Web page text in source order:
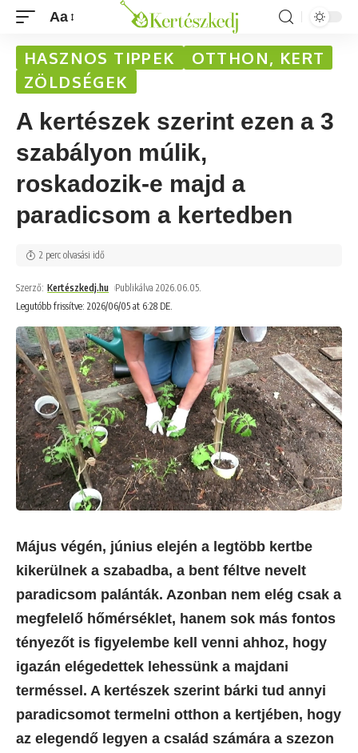
Aa
HASZNOS TIPPEK
OTTHON, KERT
ZÖLDSÉGEK
A kertészek szerint ezen a 3
szabályon múlik,
roskadozik-e majd a
paradicsom a kertedben
Legutóbb frissítve: 2026/06/05 at 6:28 DE.
Szerző: Kertészkedj.hu Publikálva 2026.06.05.
2 perc olvasási idő
Május végén, június elején a legtöbb kertbe
kikerülnek a szabadba, a bent féltve nevelt
paradicsom palánták. Azonban nem elég csak a
megfelelő hőmérséklet, hanem sok más fontos
tényezőt is figyelembe kell venni ahhoz, hogy
igazán elégedettek lehessünk a majdani
terméssel. A kertészek szerint bárki tud annyi
paradicsomot termelni otthon a kertjében, hogy
az elegendő legyen a család számára a szezon